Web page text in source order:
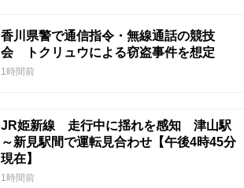
香川県警で通信指令・無線通話の競技
会 トクリュウによる窃盗事件を想定
1時間前
JR姫新線 走行中に揺れを感知 津山駅
～新見駅間で運転見合わせ【午後4時45分
現在】
1時間前